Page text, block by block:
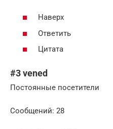
Наверх
Ответить
Цитата
#3 vened
Постоянные посетители
Cообщений: 28